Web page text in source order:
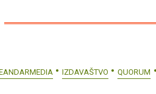
IZDAVAŠTVO
QUORUM